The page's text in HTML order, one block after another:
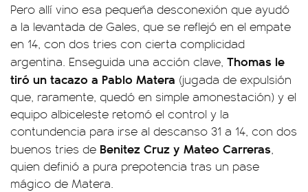
Pero allí vino esa pequeña desconexión que ayudó
a la levantada de Gales, que se reflejó en el empate
en 14, con dos tries con cierta complicidad
argentina. Enseguida una acción clave, Thomas le
tiró un tacazo a Pablo Matera (jugada de expulsión
que, raramente, quedó en simple amonestación) y el
equipo albiceleste retomó el control y la
contundencia para irse al descanso 31 a 14, con dos
buenos tries de Benitez Cruz y Mateo Carreras,
quien definió a pura prepotencia tras un pase
mágico de Matera.